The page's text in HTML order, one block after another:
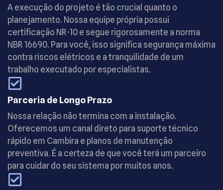
A execução do projeto é tão crucial quanto o
planejamento. Nossa equipe própria possui
certificação NR-10 e segue rigorosamente a norma
NBR 16690. Para você, isso significa segurança máxima
contra riscos elétricos e a tranquilidade de um
trabalho executado por especialistas.
Parceria de Longo Prazo
Nossa relação não termina com a instalação.
Oferecemos um canal direto para suporte técnico
rápido em Cambira e planos de manutenção
preventiva. É a certeza de que você terá um parceiro
para cuidar do seu sistema por muitos anos.